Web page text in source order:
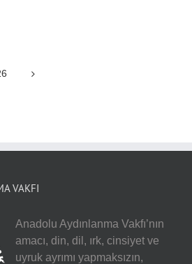
VAKFI
Anadolu Aydınlanma Vakfı’nın
amacı, din, dil, ırk, cinsiyet ve
uyruk ayrımı yapmaksızın,